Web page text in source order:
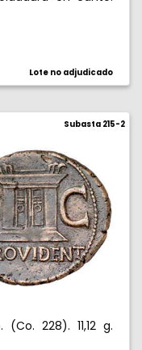
Lote no adjudicado
Subasta 215-2
228). 11,12 g.